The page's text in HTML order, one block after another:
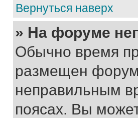
Вернуться наверх
» На форуме
Обычно время
размещен
неправильным
поясах. Вы